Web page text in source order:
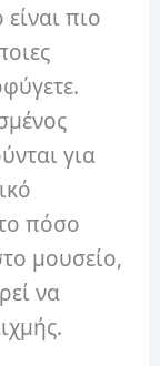
πιο
για
πόσο
μουσείο,
να